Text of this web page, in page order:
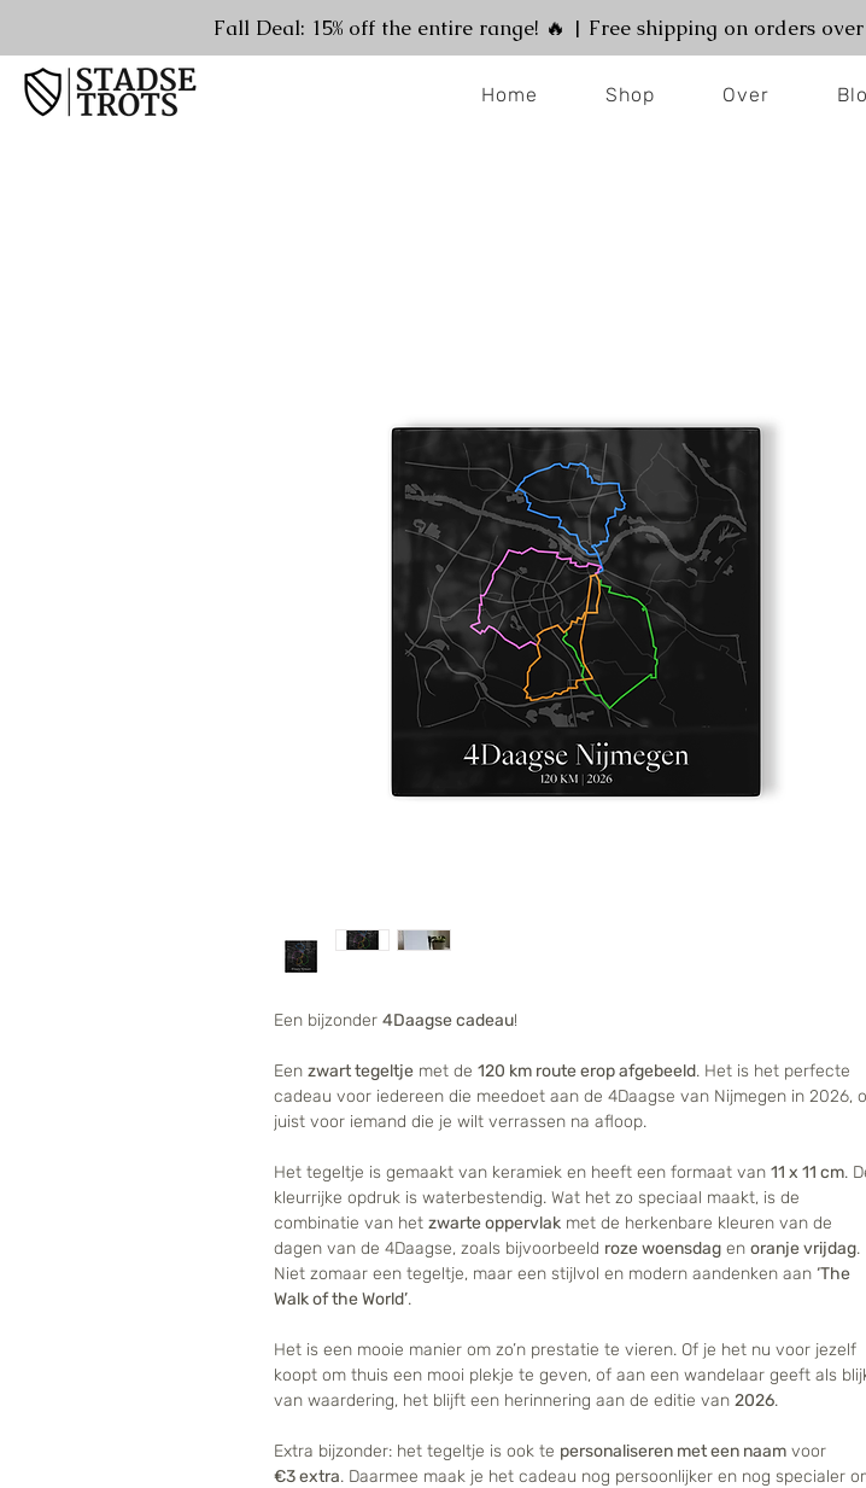
Fall Deal: 15% off the entire range! 🔥 | Free shipping on orders over
Home Shop Over
Een bijzonder 4Daagse cadeau!
Een zwart tegeltje met de 120 km route erop afgebeeld. Het is het perfecte
cadeau voor iedereen die meedoet aan de 4Daagse van Nijmegen in 2026,
juist voor iemand die je wilt verrassen na afloop.
Het tegeltje is gemaakt van keramiek en heeft een formaat van 11 x 11 cm.
kleurrijke opdruk is waterbestendig. Wat het zo speciaal maakt, is de
combinatie van het zwarte oppervlak met de herkenbare kleuren van de
dagen van de 4Daagse, zoals bijvoorbeeld roze woensdag en oranje vrijdag.
Niet zomaar een tegeltje, maar een stijlvol en modern aandenken aan ‘The
Walk of the World’.
Het is een mooie manier om zo’n prestatie te vieren. Of je het nu voor jezelf
koopt om thuis een mooi plekje te geven, of aan een wandelaar geeft als
van waardering, het blijft een herinnering aan de editie van 2026.
Extra bijzonder: het tegeltje is ook te personaliseren met een naam voor
€3 extra. Daarmee maak je het cadeau nog persoonlijker en nog specialer